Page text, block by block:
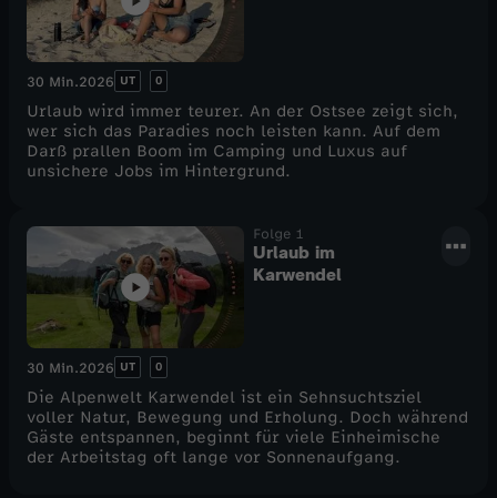
30 Min.2026 UT 0
Urlaub wird immer teurer. An der Ostsee zeigt sich,
wer sich das Paradies noch leisten kann. Auf dem
Darß prallen Boom im Camping und Luxus auf
unsichere Jobs im Hintergrund.
Folge 1
Urlaub im
Karwendel
30 Min.2026 UT 0
Die Alpenwelt Karwendel ist ein Sehnsuchtsziel
voller Natur, Bewegung und Erholung. Doch während
Gäste entspannen, beginnt für viele Einheimische
der Arbeitstag oft lange vor Sonnenaufgang.